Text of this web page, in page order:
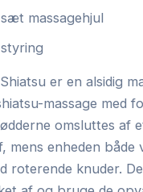
massagehjul
er en alsidig
massage med
omsluttes af
mens enheden både
roterende knuder.